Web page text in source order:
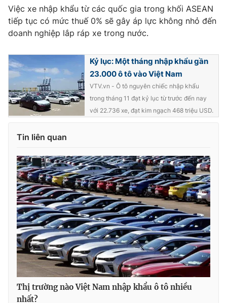
Thị trường
Tư vấn
Lịch phát sóng
Emagazine Podcast
Photo Infographic
VTV Sức khoẻ Bất động sản
Thị trường 24h Tấm lòng Việt
VTV4 Vươn mình bằng AI
VTV9 VTV8
Liên hệ tòa soạn
Việc xe nhập khẩu từ các quốc gia trong khối ASEAN
tiếp tục có mức thuế 0% sẽ gây áp lực không nhỏ đến
doanh nghiệp lắp ráp xe trong nước.
Kỷ lục: Một tháng nhập khẩu gần
23.000 ô tô vào Việt Nam
VTV.vn - Ô tô nguyên chiếc nhập khẩu
trong tháng 11 đạt kỷ lục từ trước đến nay
với 22.736 xe, đạt kim ngạch 468 triệu USD.
Tin liên quan
Thị trường nào Việt Nam nhập khẩu ô tô nhiều
nhất?